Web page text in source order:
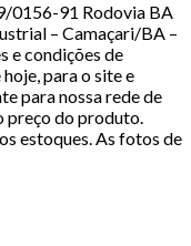
0156-91 Rodovia BA
– Camaçari/BA –
e condições de
para o site e
para nossa rede de
preço do produto.
estoques. As fotos de